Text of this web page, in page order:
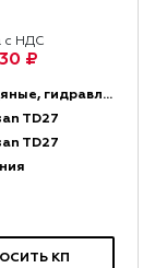
с НДС
₽
Водяные, гидравлические и топливные насосы
TD27
TD27
КП